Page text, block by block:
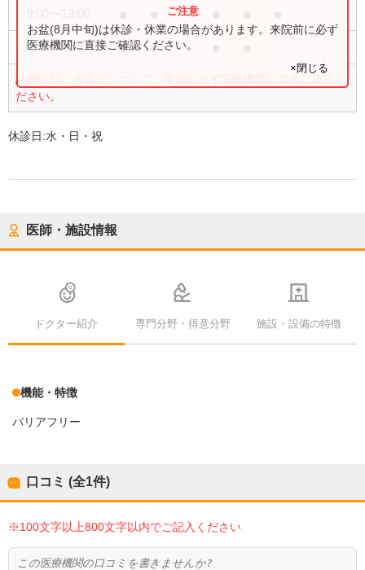
15:00〜18:00 ● ●
診療時間・内容等について、事前に必ず医療機関に直接ご確認く
ださい。
お盆(8月中旬)は休診・休業の場合があります。来院前に必ず
医療機関に直接ご確認ください。
×閉じる
休診日:水・日・祝
医師・施設情報
ドクター紹介 専門分野・得意分野 施設・設備の特徴
機能・特徴
バリアフリー
口コミ (全1件)
※100文字以上800文字以内でご記入ください